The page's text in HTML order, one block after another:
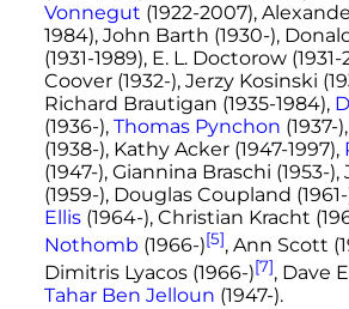
Vonnegut (1922-2007),
1984), John Barth (1930-),
(1931-1989), E. L. Doctorow
Coover (1932-), Jerzy Kosinski
Richard Brautigan (1935-1984),
(1936-), Thomas Pynchon (1937-
(1938-), Kathy Acker (1947-1997),
(1947-), Giannina Braschi (1953-),
(1959-), Douglas Coupland (1961-
Ellis(1964-), Christian Kracht
Nothomb (1966-)[5], Ann Scott
Dimitris Lyacos (1966-)[7], Dave
Tahar Ben Jelloun (1947-).